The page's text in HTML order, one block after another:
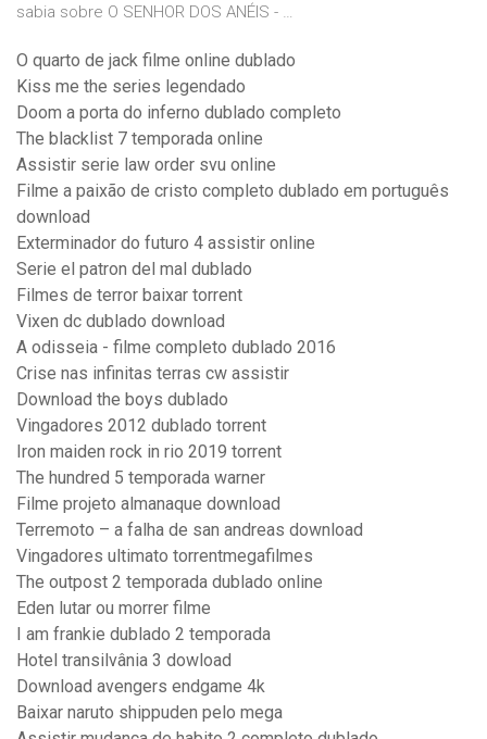
sabia sobre O SENHOR DOS ANÉIS - …
O quarto de jack filme online dublado
Kiss me the series legendado
Doom a porta do inferno dublado completo
The blacklist 7 temporada online
Assistir serie law order svu online
Filme a paixão de cristo completo dublado em português
download
Exterminador do futuro 4 assistir online
Serie el patron del mal dublado
Filmes de terror baixar torrent
Vixen dc dublado download
A odisseia - filme completo dublado 2016
Crise nas infinitas terras cw assistir
Download the boys dublado
Vingadores 2012 dublado torrent
Iron maiden rock in rio 2019 torrent
The hundred 5 temporada warner
Filme projeto almanaque download
Terremoto – a falha de san andreas download
Vingadores ultimato torrentmegafilmes
The outpost 2 temporada dublado online
Eden lutar ou morrer filme
I am frankie dublado 2 temporada
Hotel transilvânia 3 dowload
Download avengers endgame 4k
Baixar naruto shippuden pelo mega